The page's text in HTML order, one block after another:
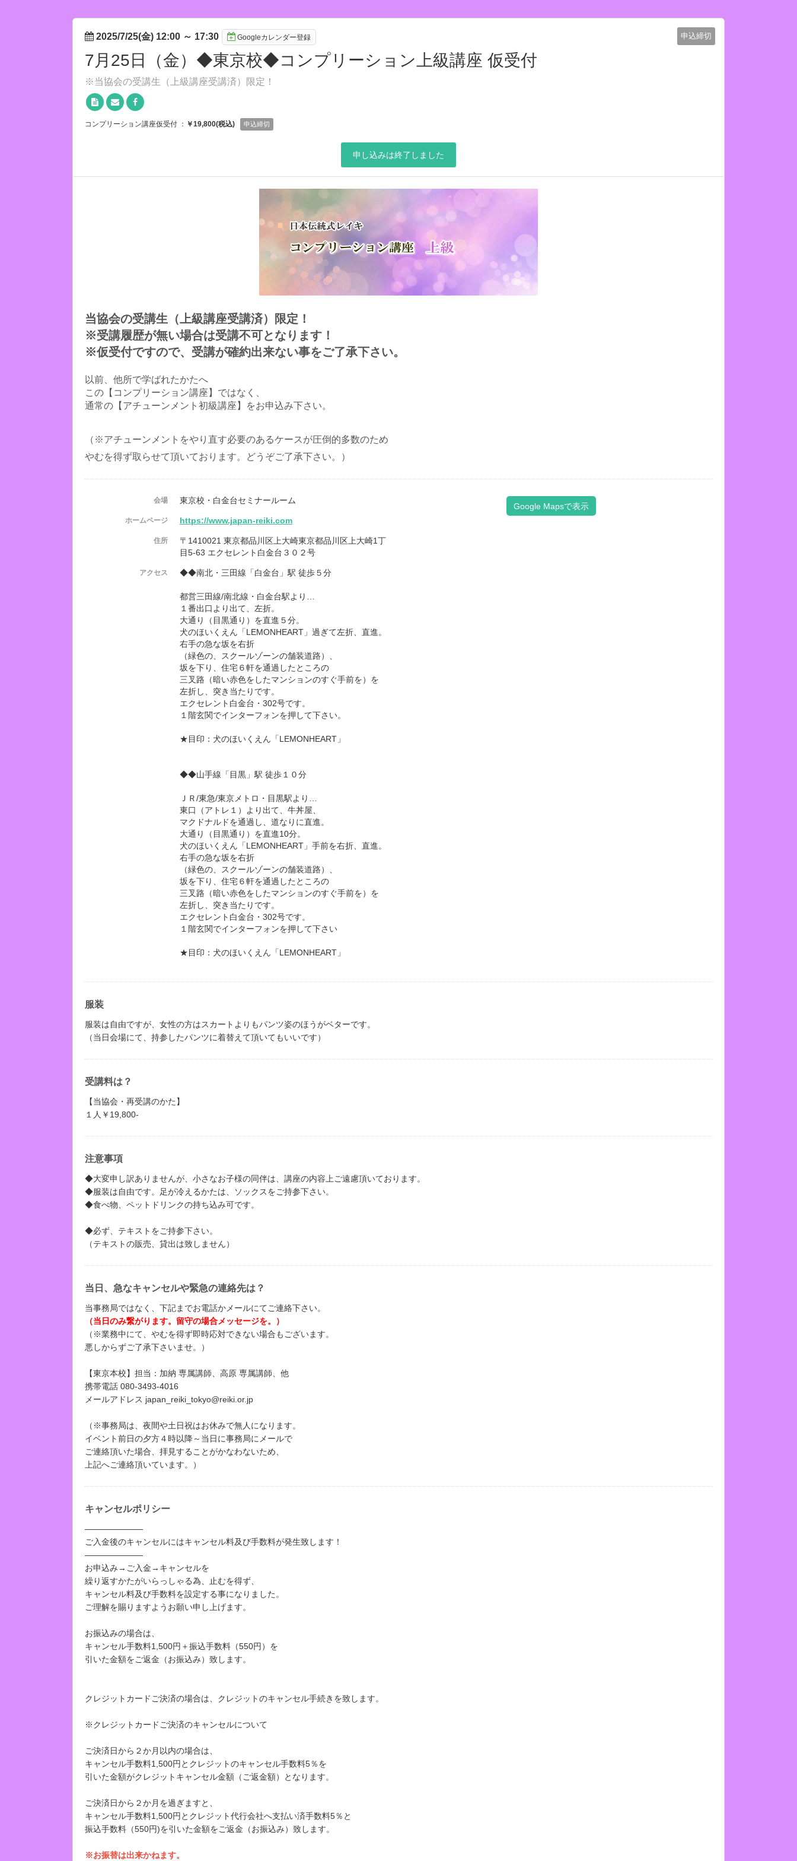
2025/7/25(金) 12:00 ～ 17:30 Googleカレンダー登録 申込締切
7月25日（金）◆東京校◆コンプリーション上級講座 仮受付
※当協会の受講生（上級講座受講済）限定！
コンプリーション講座仮受付 ： ￥19,800(税込) 申込締切
申し込みは終了しました
当協会の受講生（上級講座受講済）限定！
※受講履歴が無い場合は受講不可となります！
※仮受付ですので、受講が確約出来ない事をご了承下さい。
以前、他所で学ばれたかたへ
この【コンプリーション講座】ではなく、
通常の【アチューンメント初級講座】をお申込み下さい。
（※アチューンメントをやり直す必要のあるケースが圧倒的多数のため
やむを得ず取らせて頂いております。どうぞご了承下さい。）
会場 東京校・白金台セミナールーム
ホームページ https://www.japan-reiki.com
住所
〒1410021 東京都品川区上大崎東京都品川区上大崎1丁
目5-63 エクセレント白金台３０２号
アクセス ◆◆南北・三田線「白金台」駅 徒歩５分
都営三田線/南北線・白金台駅より…
１番出口より出て、左折。
大通り（目黒通り）を直進５分。
犬のほいくえん「LEMONHEART」過ぎて左折、直進。
右手の急な坂を右折
（緑色の、スクールゾーンの舗装道路）、
坂を下り、住宅６軒を通過したところの
三叉路（暗い赤色をしたマンションのすぐ手前を）を
左折し、突き当たりです。
エクセレント白金台・302号です。
１階玄関でインターフォンを押して下さい。
★目印：犬のほいくえん「LEMONHEART」
◆◆山手線「目黒」駅 徒歩１０分
ＪＲ/東急/東京メトロ・目黒駅より…
東口（アトレ１）より出て、牛丼屋、
マクドナルドを通過し、道なりに直進。
大通り（目黒通り）を直進10分。
犬のほいくえん「LEMONHEART」手前を右折、直進。
右手の急な坂を右折
（緑色の、スクールゾーンの舗装道路）、
坂を下り、住宅６軒を通過したところの
三叉路（暗い赤色をしたマンションのすぐ手前を）を
左折し、突き当たりです。
エクセレント白金台・302号です。
１階玄関でインターフォンを押して下さい
★目印：犬のほいくえん「LEMONHEART」
Google Mapsで表示
服装
服装は自由ですが、女性の方はスカートよりもパンツ姿のほうがベターです。
（当日会場にて、持参したパンツに着替えて頂いてもいいです）
受講料は？
【当協会・再受講のかた】
１人￥19,800-
注意事項
◆大変申し訳ありませんが、小さなお子様の同伴は、講座の内容上ご遠慮頂いております。
◆服装は自由です。足が冷えるかたは、ソックスをご持参下さい。
◆食べ物、ペットドリンクの持ち込み可です。
◆必ず、テキストをご持参下さい。
（テキストの販売、貸出は致しません）
当日、急なキャンセルや緊急の連絡先は？
当事務局ではなく、下記までお電話かメールにてご連絡下さい。
（当日のみ繋がります。留守の場合メッセージを。）
（※業務中にて、やむを得ず即時応対できない場合もございます。
悪しからずご了承下さいませ。）
【東京本校】担当：加納 専属講師、高原 専属講師、他
携帯電話 080-3493-4016
メールアドレス japan_reiki_tokyo@reiki.or.jp
（※事務局は、夜間や土日祝はお休みで無人になります。
イベント前日の夕方４時以降～当日に事務局にメールで
ご連絡頂いた場合、拝見することがかなわないため、
上記へご連絡頂いています。）
キャンセルポリシー
―――――――
ご入金後のキャンセルにはキャンセル料及び手数料が発生致します！
―――――――
お申込み→ご入金→キャンセルを
繰り返すかたがいらっしゃる為、止むを得ず、
キャンセル料及び手数料を設定する事になりました。
ご理解を賜りますようお願い申し上げます。
お振込みの場合は、
キャンセル手数料1,500円＋振込手数料（550円）を
引いた金額をご返金（お振込み）致します。
クレジットカードご決済の場合は、クレジットのキャンセル手続きを致します。
※クレジットカードご決済のキャンセルについて
ご決済日から２か月以内の場合は、
キャンセル手数料1,500円とクレジットのキャンセル手数料5％を
引いた金額がクレジットキャンセル金額（ご返金額）となります。
ご決済日から２か月を過ぎますと、
キャンセル手数料1,500円とクレジット代行会社へ支払い済手数料5％と
振込手数料（550円)を引いた金額をご返金（お振込み）致します。
※お振替は出来かねます。